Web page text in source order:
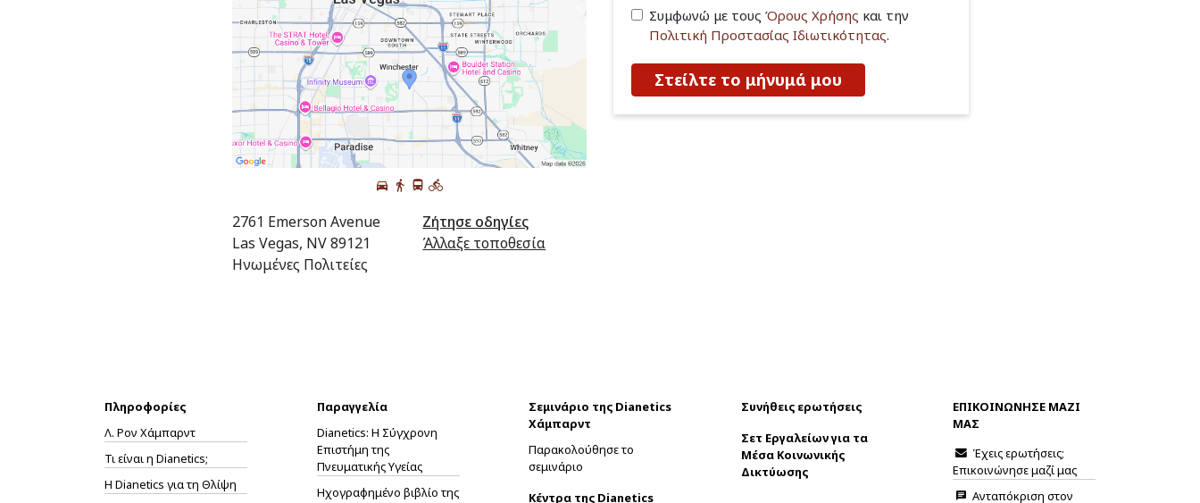
2761 Emerson Avenue
Las Vegas, NV 89121
Ηνωμένες Πολιτείες
Ζήτησε οδηγίες
Άλλαξε τοποθεσία
Συμφωνώ με τους Όρους Χρήσης και την
Πολιτική Προστασίας Ιδιωτικότητας.
Στείλτε το μήνυμά μου
Πληροφορίες
Λ. Ρον Χάμπαρντ
Τι είναι η Dianetics;
Η Dianetics για τη Θλίψη
Παραγγελία
Dianetics: Η Σύγχρονη
Επιστήμη της
Πνευματικής Υγείας
Ηχογραφημένο βιβλίο της
Σεμινάριο της Dianetics
Χάμπαρντ
Παρακολούθησε το
σεμινάριο
Κέντρα της Dianetics
Συνήθεις ερωτήσεις
Σετ Εργαλείων για τα
Μέσα Κοινωνικής
Δικτύωσης
ΕΠΙΚΟΙΝΩΝΗΣΕ ΜΑΖΙ
ΜΑΣ
Έχεις ερωτήσεις;
Επικοινώνησε μαζί μας
Ανταπόκριση στον